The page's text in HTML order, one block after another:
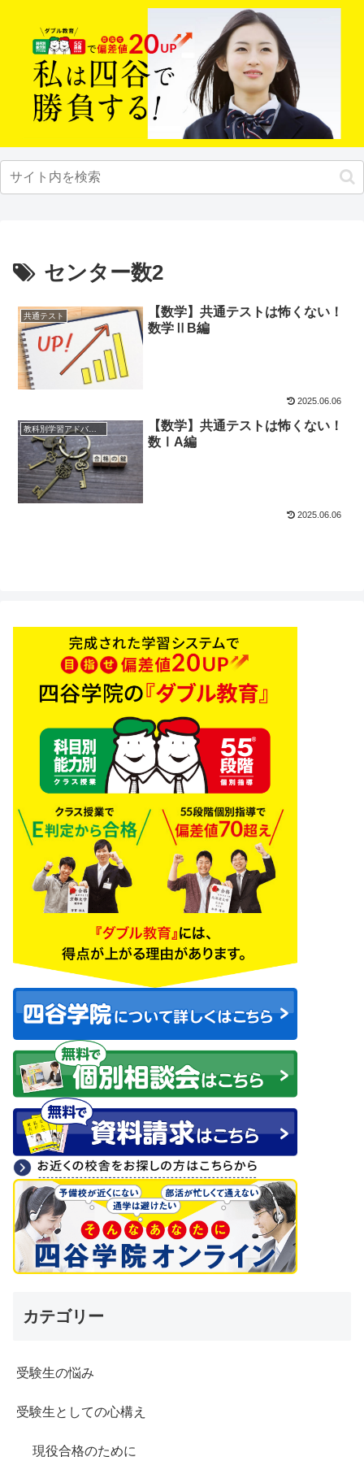
センター数2
共通テスト
【数学】共通テストは怖くない！
数学ⅡB編
2025.06.06
教科別学習アドバイス
【数学】共通テストは怖くない！
数ⅠA編
2025.06.06
カテゴリー
受験生の悩み
受験生としての心構え
現役合格のために